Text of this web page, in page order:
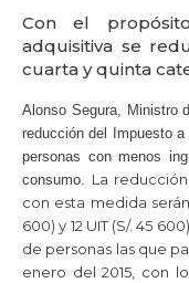
Con el
adquisitiva se
cuarta y quinta
Alonso Segura, Ministro
reducción del Impuesto
personas con menos
consumo. La
con esta medida
600) y 12 UIT (S/. 45
de personas las que
enero del 2015, con